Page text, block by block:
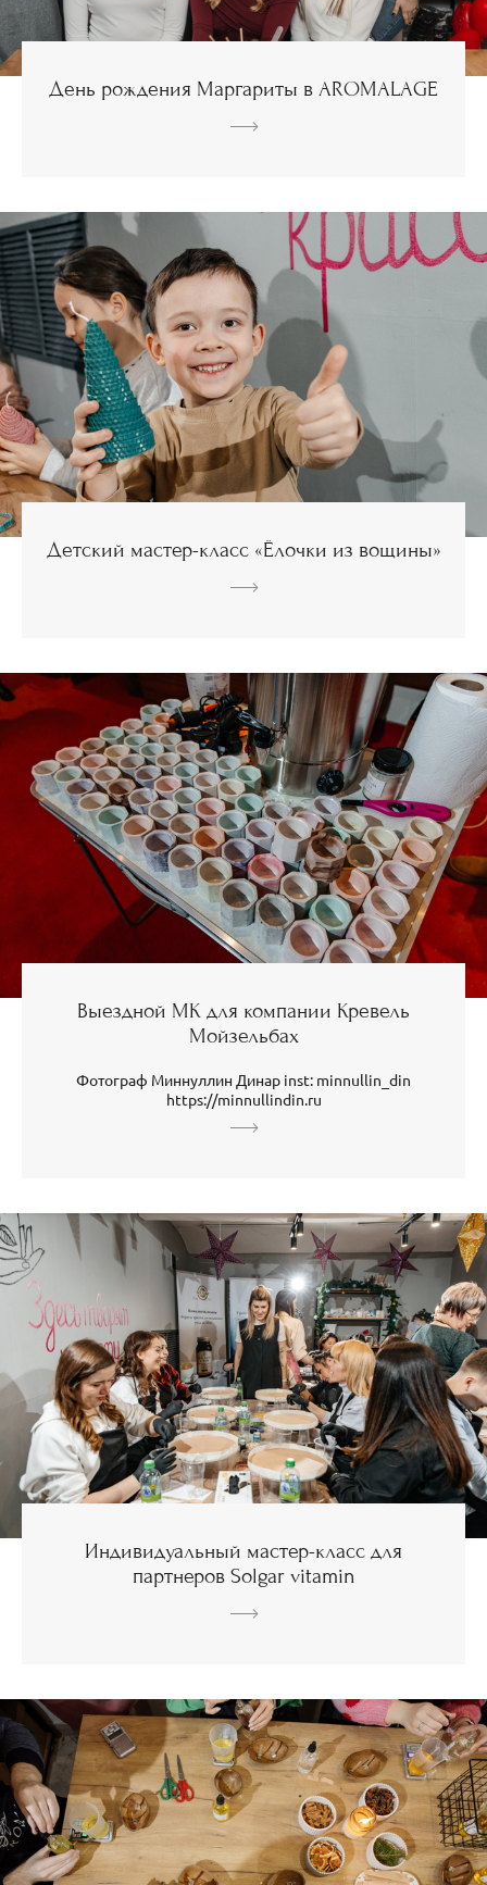
День рождения Маргариты в AROMALAGE
Детский мастер-класс «Ёлочки из вощины»
Выездной МК для компании Кревель
Мойзельбах
Фотограф Миннуллин Динар inst: minnullin_din
https://minnullindin.ru
Индивидуальный мастер-класс для
партнеров Solgar vitamin